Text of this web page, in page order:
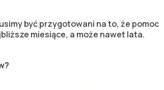
być przygotowani na to, że pomoc
miesiące, a może nawet lata.